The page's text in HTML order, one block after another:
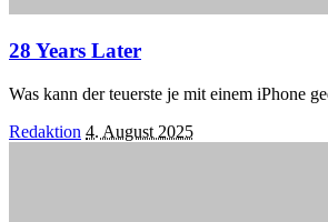
28 Years Later
Was kann der teuerste je mit einem iPhone
Posted
Redaktion 4. August 2025